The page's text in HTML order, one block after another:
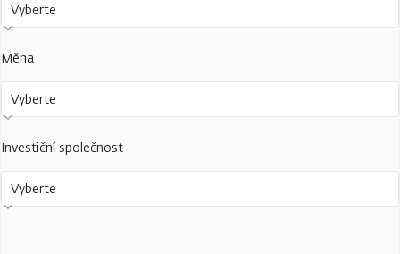
Vyberte
Měna
Vyberte
Investiční společnost
Vyberte